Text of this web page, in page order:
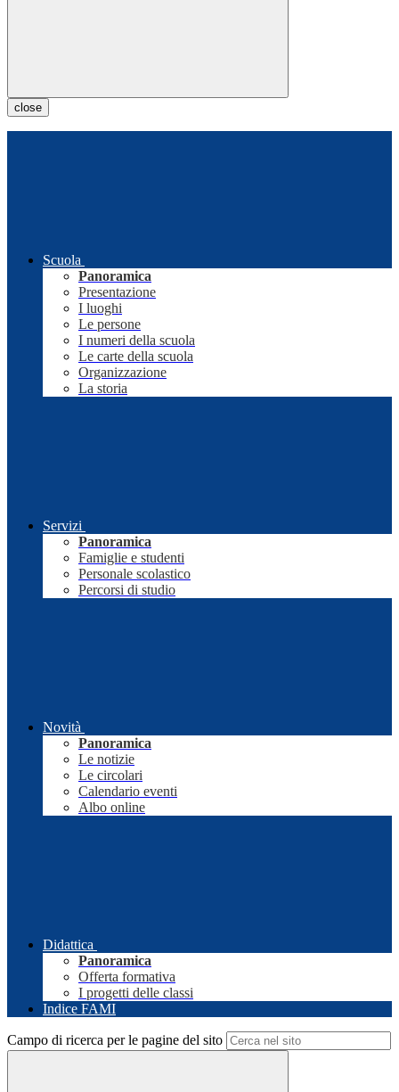
close
Scuola
Panoramica
Presentazione
I luoghi
Le persone
I numeri della scuola
Le carte della scuola
Organizzazione
La storia
Servizi
Panoramica
Famiglie e studenti
Personale scolastico
Percorsi di studio
Novità
Panoramica
Le notizie
Le circolari
Calendario eventi
Albo online
Didattica
Panoramica
Offerta formativa
I progetti delle classi
Indice FAMI
Campo di ricerca per le pagine del sito